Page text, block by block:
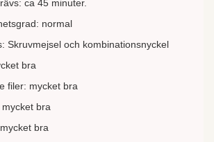
ca 45 minuter.
normal
Skruvmejsel och kombinationsnyckel
bra
filer: mycket bra
bra
bra